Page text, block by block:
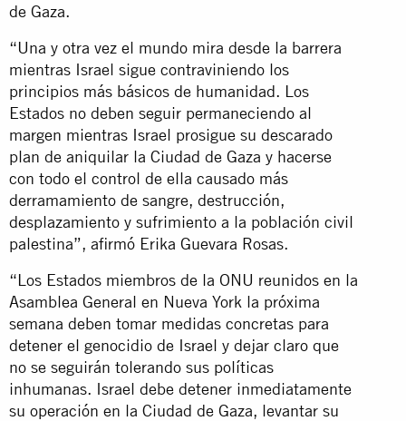
de Gaza.
“Una y otra vez el mundo mira desde la barrera
mientras Israel sigue contraviniendo los
principios más básicos de humanidad. Los
Estados no deben seguir permaneciendo al
margen mientras Israel prosigue su descarado
plan de aniquilar la Ciudad de Gaza y hacerse
con todo el control de ella causado más
derramamiento de sangre, destrucción,
desplazamiento y sufrimiento a la población civil
palestina”, afirmó Erika Guevara Rosas.
“Los Estados miembros de la ONU reunidos en la
Asamblea General en Nueva York la próxima
semana deben tomar medidas concretas para
detener el genocidio de Israel y dejar claro que
no se seguirán tolerando sus políticas
inhumanas. Israel debe detener inmediatamente
su operación en la Ciudad de Gaza, levantar su